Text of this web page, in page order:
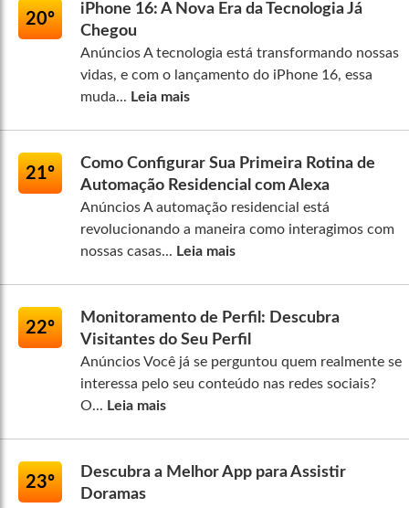
20º
iPhone 16: A Nova Era da Tecnologia Já
Chegou
Anúncios A tecnologia está transformando nossas
vidas, e com o lançamento do iPhone 16, essa
muda... Leia mais
21º
Como Configurar Sua Primeira Rotina de
Automação Residencial com Alexa
Anúncios A automação residencial está
revolucionando a maneira como interagimos com
nossas casas... Leia mais
22º
Monitoramento de Perfil: Descubra
Visitantes do Seu Perfil
Anúncios Você já se perguntou quem realmente se
interessa pelo seu conteúdo nas redes sociais?
O... Leia mais
23º
Descubra a Melhor App para Assistir
Doramas